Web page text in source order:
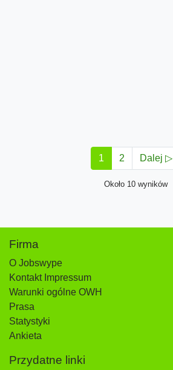
1 2 Dalej ▷
Około 10 wyników
Firma
O Jobswype
Kontakt Impressum
Warunki ogólne OWH
Prasa
Statystyki
Ankieta
Przydatne linki